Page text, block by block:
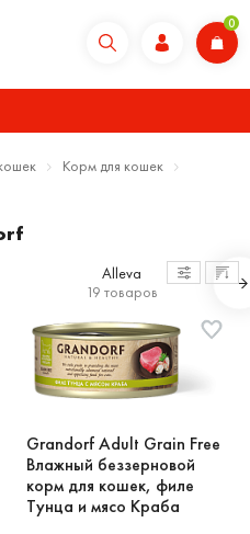
0
Корм для кошек
Alleva
19 товаров
Grandorf Adult Grain Free
Влажный беззерновой
корм для кошек, филе
Тунца и мясо Краба